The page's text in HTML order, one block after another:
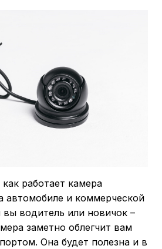
работает камера
автомобиле и коммерческой
водитель или новичок –
заметно облегчит вам
Она будет полезна и в